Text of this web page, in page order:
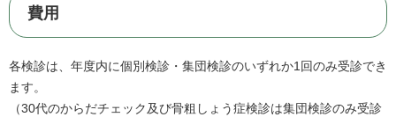
費用
各検診は、年度内に個別検診・集団検診のいずれか1回のみ受診でき
ます。
（30代のからだチェック及び骨粗しょう症検診は集団検診のみ受診